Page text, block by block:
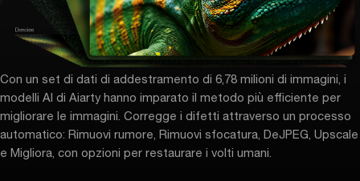
Con un set di dati di addestramento di 6,78 milioni di immagini, i
modelli AI di Aiarty hanno imparato il metodo più efficiente per
migliorare le immagini. Corregge i difetti attraverso un processo
automatico: Rimuovi rumore, Rimuovi sfocatura, DeJPEG, Upscale
e Migliora, con opzioni per restaurare i volti umani